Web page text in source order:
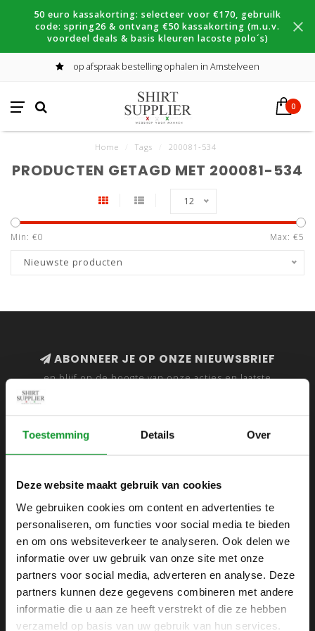
Toestemming Details Over
Deze website maakt gebruik van cookies
We gebruiken cookies om content en advertenties te
personaliseren, om functies voor social media te bieden
en om ons websiteverkeer te analyseren. Ook delen we
informatie over uw gebruik van onze site met onze
partners voor social media, adverteren en analyse. Deze
partners kunnen deze gegevens combineren met andere
informatie die u aan ze heeft verstrekt of die ze hebben
verzameld op basis van uw gebruik van hun services.
50 euro kassakorting: selecteer voor €170, gebruilk
code: spring26 & ontvang €50 kassakorting (m.u.v.
voordeel deals & basis kleuren lacoste polo´s)
op afspraak bestelling ophalen in Amstelveen
0
Home Tags 200081-534
PRODUCTEN GETAGD MET 200081-534
12
Min: €0 Max: €5
Nieuwste producten
ABONNEER JE OP ONZE NIEUWSBRIEF
en blijf op de hoogte van onze acties en laatste
SHIRTSUPPLIER.NL
Webshop voor mannen
Zijlijnstraat 24
1433 DC
+31 6 42 52 32 80
+31 6 42 52 32 80